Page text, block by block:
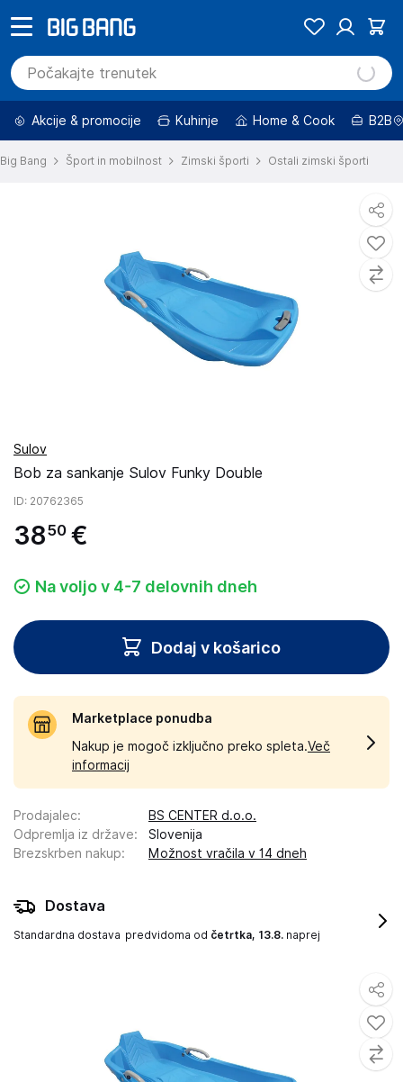
Akcije & promocije Kuhinje Home & Cook B2B
Big Bang Šport in mobilnost Zimski športi Ostali zimski športi
Sulov
Bob za sankanje Sulov Funky Double
ID: 20762365
3850 €
Na voljo v 4-7 delovnih dneh
Dodaj v košarico
Marketplace ponudba
Nakup je mogoč izključno preko spleta.Več
informacij
Prodajalec:
BS CENTER d.o.o.
Odpremlja iz države:
Slovenija
Brezskrben nakup: Možnost vračila v 14 dneh
Dostava
Standardna dostava predvidoma od četrtka, 13.8. naprej